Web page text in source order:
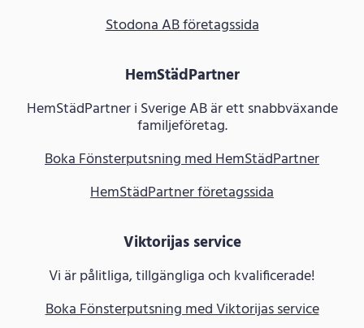
Stodona AB företagssida
HemStädPartner
HemStädPartner i Sverige AB är ett snabbväxande
familjeföretag.
Boka Fönsterputsning med HemStädPartner
HemStädPartner företagssida
Viktorijas service
Vi är pålitliga, tillgängliga och kvalificerade!
Boka Fönsterputsning med Viktorijas service